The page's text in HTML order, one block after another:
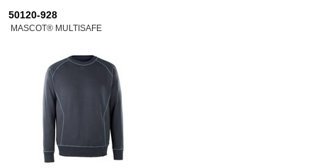
50120-928
MASCOT® MULTISAFE